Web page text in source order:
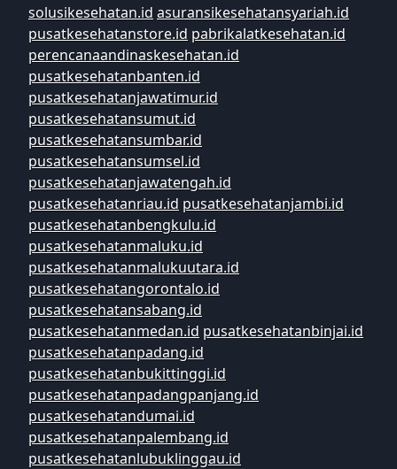
solusikesehatan.id asuransikesehatansyariah.id
pusatkesehatanstore.id pabrikalatkesehatan.id
perencanaandinaskesehatan.id
pusatkesehatanbanten.id
pusatkesehatanjawatimur.id
pusatkesehatansumut.id
pusatkesehatansumbar.id
pusatkesehatansumsel.id
pusatkesehatanjawatengah.id
pusatkesehatanriau.id pusatkesehatanjambi.id
pusatkesehatanbengkulu.id
pusatkesehatanmaluku.id
pusatkesehatanmalukuutara.id
pusatkesehatangorontalo.id
pusatkesehatansabang.id
pusatkesehatanmedan.id pusatkesehatanbinjai.id
pusatkesehatanpadang.id
pusatkesehatanbukittinggi.id
pusatkesehatanpadangpanjang.id
pusatkesehatandumai.id
pusatkesehatanpalembang.id
pusatkesehatanlubuklinggau.id